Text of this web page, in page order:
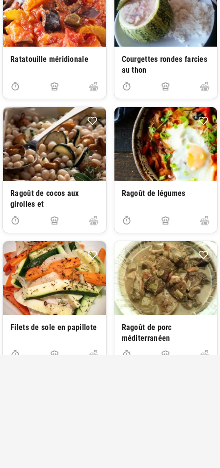
Ratatouille méridionale
Courgettes rondes farcies
au thon
Ragoût de cocos aux
girolles et
Ragoût de légumes
Filets de sole en papillote
Ragoût de porc
méditerranéen